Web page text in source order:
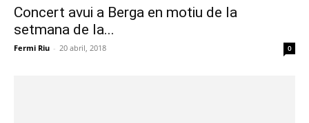
Concert avui a Berga en motiu de la
setmana de la...
Fermi Riu - 20 abril, 2018 0